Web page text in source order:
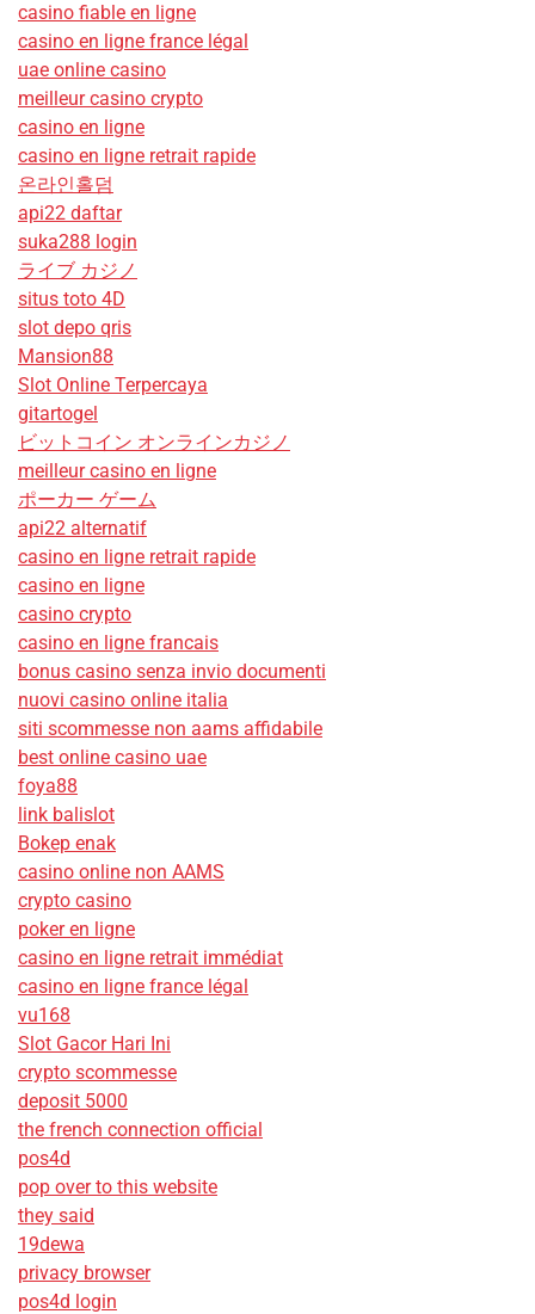
casino fiable en ligne
casino en ligne france légal
uae online casino
meilleur casino crypto
casino en ligne
casino en ligne retrait rapide
온라인홀덤
api22 daftar
suka288 login
ライブ カジノ
situs toto 4D
slot depo qris
Mansion88
Slot Online Terpercaya
gitartogel
ビットコイン オンラインカジノ
meilleur casino en ligne
ポーカー ゲーム
api22 alternatif
casino en ligne retrait rapide
casino en ligne
casino crypto
casino en ligne francais
bonus casino senza invio documenti
nuovi casino online italia
siti scommesse non aams affidabile
best online casino uae
foya88
link balislot
Bokep enak
casino online non AAMS
crypto casino
poker en ligne
casino en ligne retrait immédiat
casino en ligne france légal
vu168
Slot Gacor Hari Ini
crypto scommesse
deposit 5000
the french connection official
pos4d
pop over to this website
they said
19dewa
privacy browser
pos4d login